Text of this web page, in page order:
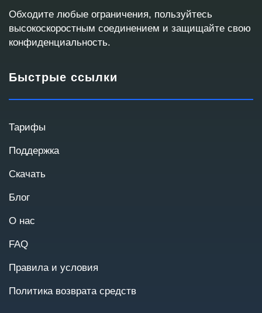
Запрос корпоративного VPN
Ответим с готовым решением или кастомным
Обходите любые ограничения, пользуйтесь
высокоскоростным соединением и защищайте свою
конфиденциальность.
Быстрые ссылки
Тарифы
Поддержка
Скачать
Блог
О нас
FAQ
Правила и условия
Политика возврата средств